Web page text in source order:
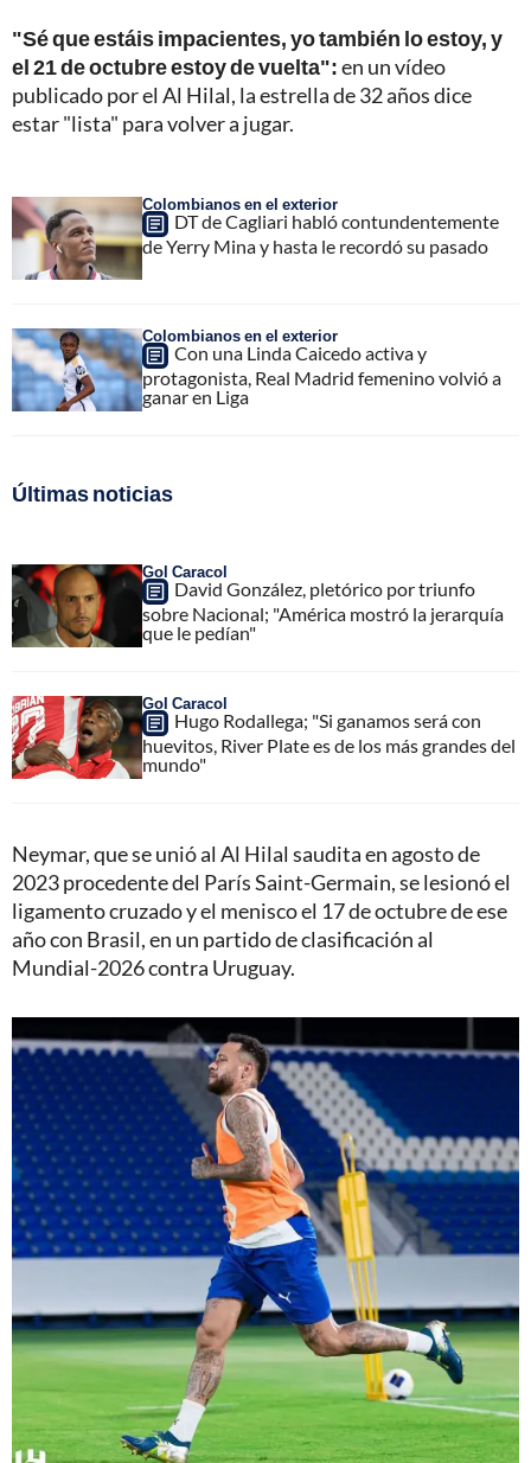
"Sé que estáis impacientes, yo también lo estoy, y
el 21 de octubre estoy de vuelta":en un vídeo
publicado por el Al Hilal, la estrella de 32 años dice
estar "lista" para volver a jugar.
Colombianos en el exterior
DT de Cagliari habló contundentemente
de Yerry Mina y hasta le recordó su pasado
Colombianos en el exterior
Con una Linda Caicedo activa y
protagonista, Real Madrid femenino volvió a
ganar en Liga
Últimas noticias
Gol Caracol
David González, pletórico por triunfo
sobre Nacional; "América mostró la jerarquía
que le pedían"
Gol Caracol
Hugo Rodallega; "Si ganamos será con
huevitos, River Plate es de los más grandes del
mundo"
Neymar, que se unió al Al Hilal saudita en agosto de
2023 procedente del París Saint-Germain, se lesionó el
ligamento cruzado y el menisco el 17 de octubre de ese
año con Brasil, en un partido de clasificación al
Mundial-2026 contra Uruguay.